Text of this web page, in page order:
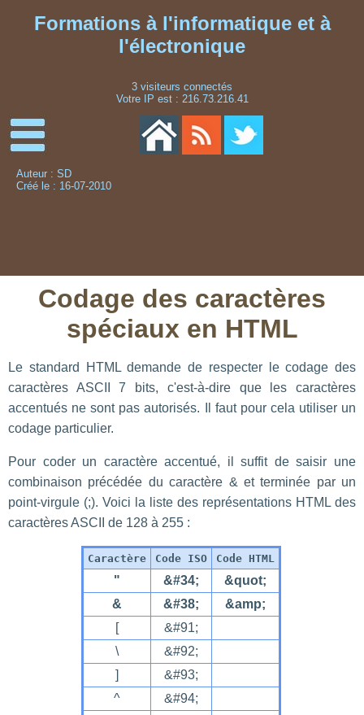
Formations à l'informatique et à
l'électronique
3 visiteurs connectés
Votre IP est : 216.73.216.41
Auteur : SD
Créé le : 16-07-2010
Codage des caractères
spéciaux en HTML
Le standard HTML demande de respecter le codage des
caractères ASCII 7 bits, c'est-à-dire que les caractères
accentués ne sont pas autorisés. Il faut pour cela utiliser un
codage particulier.
Pour coder un caractère accentué, il suffit de saisir une
combinaison précédée du caractère & et terminée par un
point-virgule (;). Voici la liste des représentations HTML des
caractères ASCII de 128 à 255 :
Caractère Code ISO Code HTML
" &#34;
&quot;
&
&#38;
&amp;
[
&#91;
\
&#92;
]
&#93;
^
&#94;